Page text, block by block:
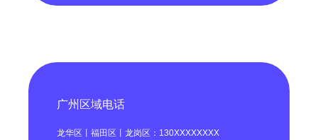
广州区域电话
龙华区丨福田区丨龙岗区：130XXXXXXXX